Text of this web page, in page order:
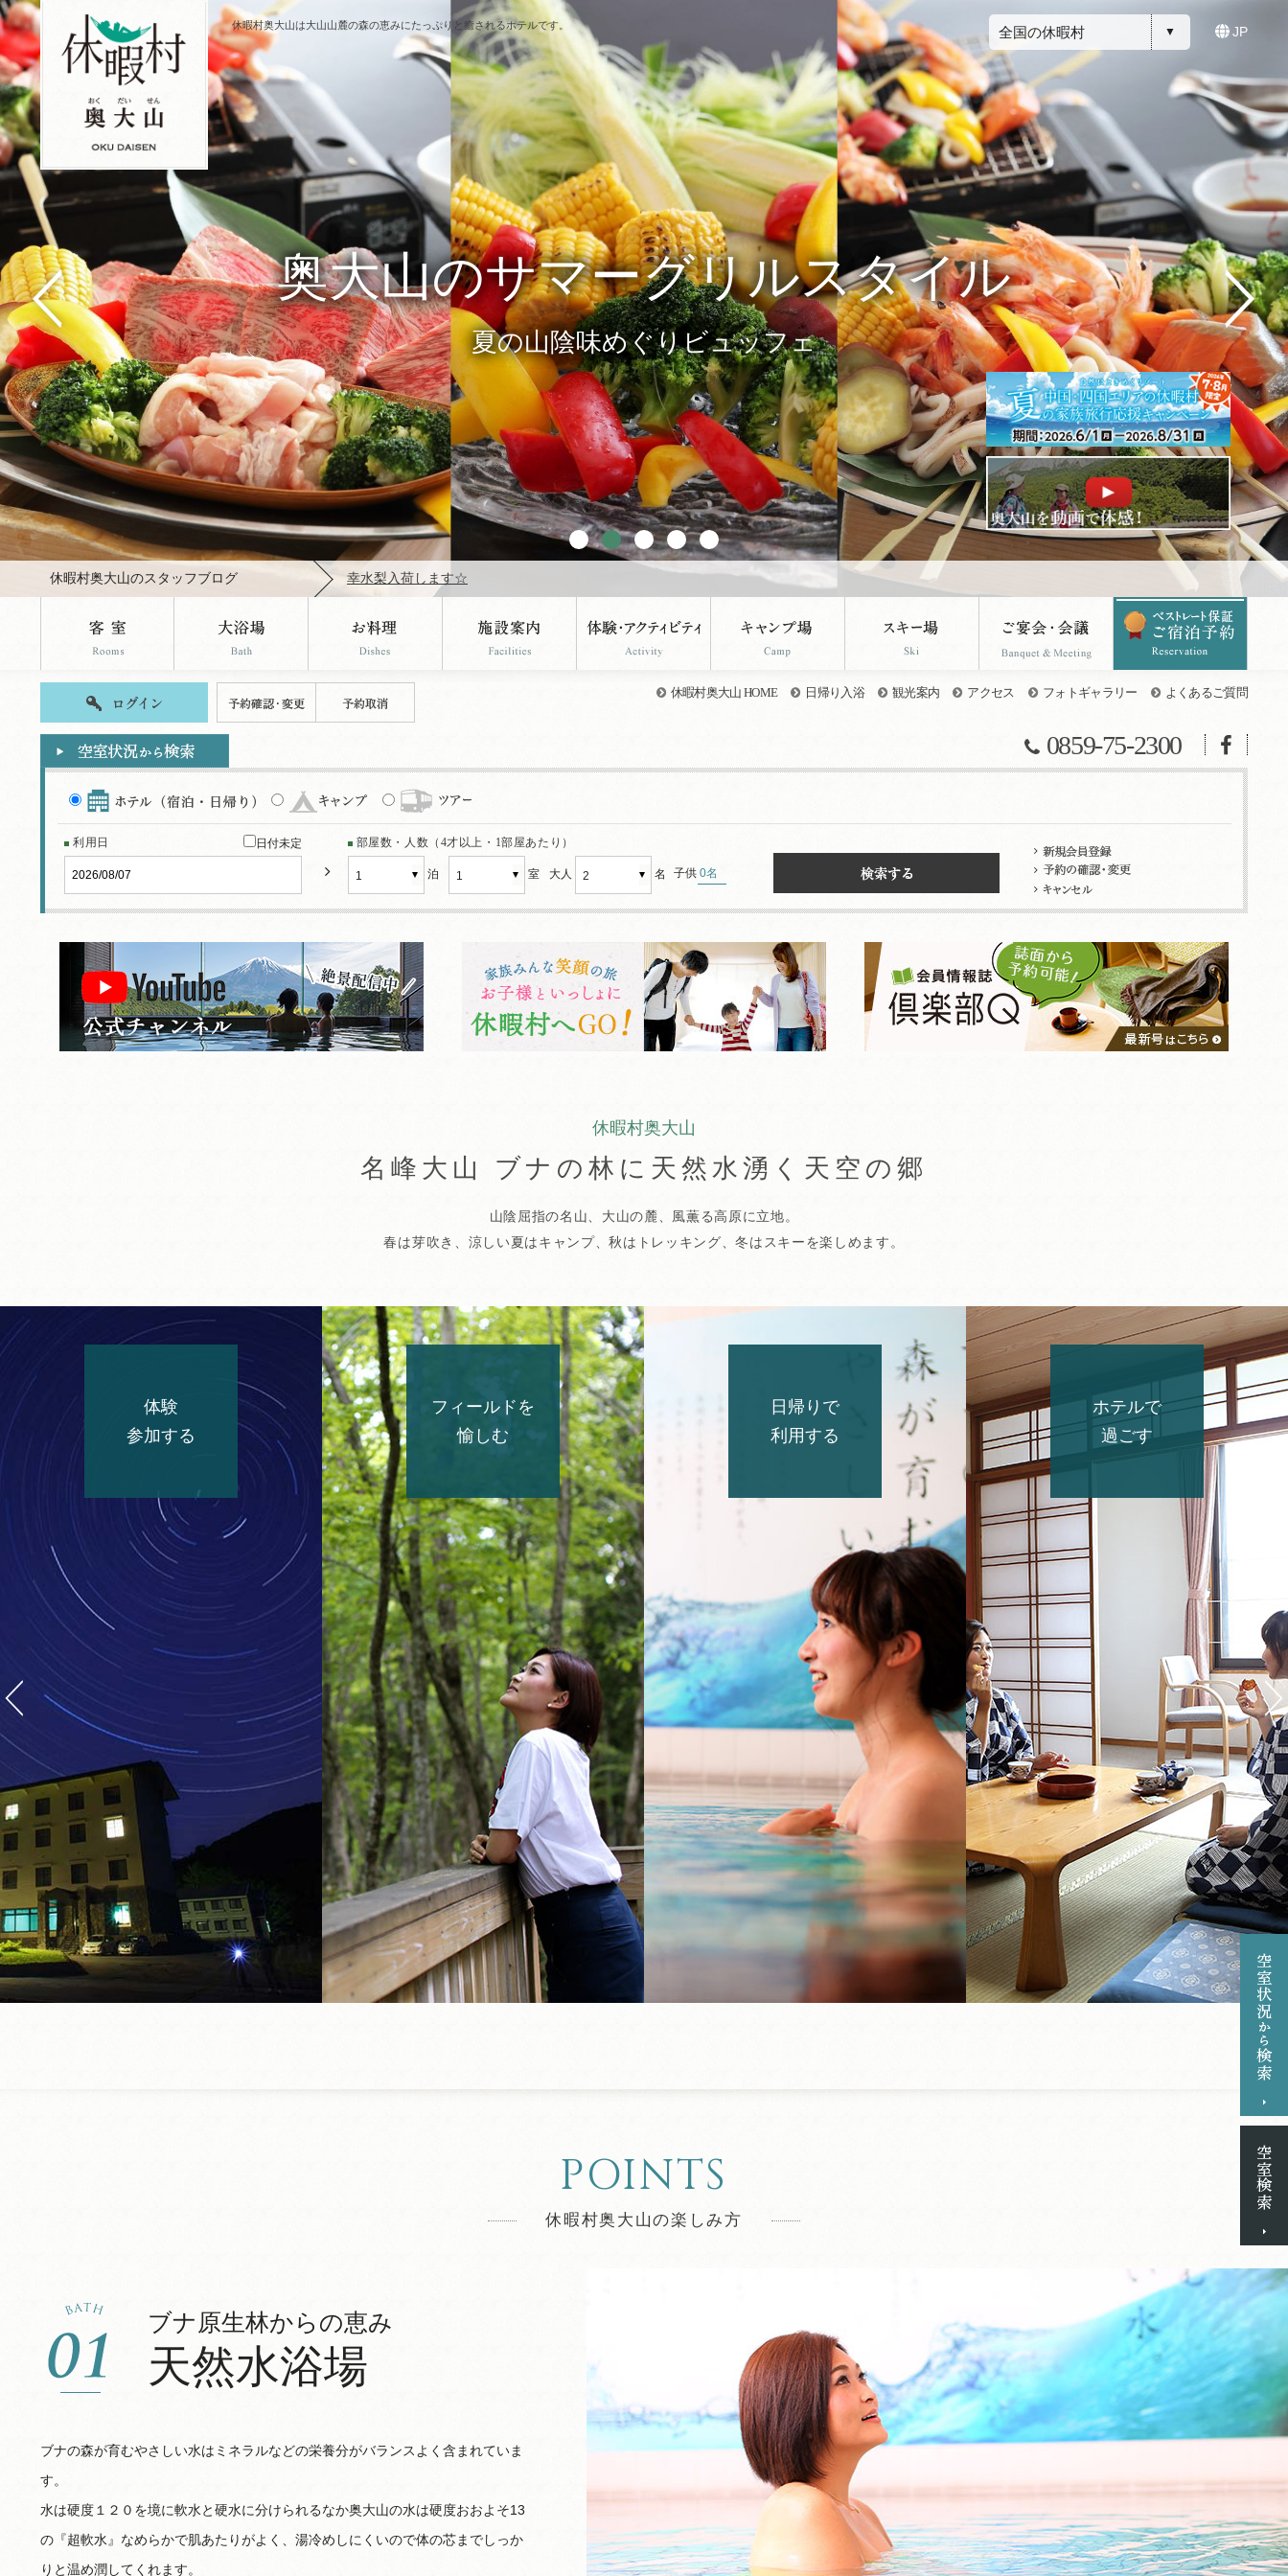
休暇村奥大山は大山山麓の森の恵みにたっぷりと癒されるホテルです。 全国の休暇村 JP
テーマは「水」と「星」
新しくなったロビーで至福のひと時を！
奥大山のサマーグリルスタイル
夏の山陰味めぐりビュッフェ
ひんやり夏の奥大山
木谷沢渓流
星取県の星空見ナイト
『星取県』鏡ヶ成園地で満天の星を見よう
休暇村奥大山のスタッフブログ 幸水梨入荷します☆
休暇村奥大山 HOME 日帰り入浴 観光案内 アクセス フォトギャラリー よくあるご質問
0859-75-2300
利用日 日付未定 部屋数・人数（4才以上・1部屋あたり）
1 泊 1 室 大人 2 名 子供 0名
休暇村奥大山
名峰大山 ブナの林に天然水湧く天空の郷
山陰屈指の名山、大山の麓、風薫る高原に立地。
春は芽吹き、涼しい夏はキャンプ、秋はトレッキング、冬はスキーを楽しめます。
体験
参加する
フィールドを
愉しむ
キャンプ場
大自然の中のキャンプ場で、
昆虫採集や星空を満喫できま
す
グラウンドゴルフ
宿舎の目の前に広がる芝生広
場で
ウォーキングコース
自然の息や地域の歴史にふれ
る
ウォーキングをお楽しみくだ
さい
日帰りで
利用する
日帰り入浴
日帰りでのご入浴もご利用可
能
日帰り宴会・会議
会議や研修、宴会など
ビジネスでの利用も可能
ホテルで
過ごす
客室で寛ぐ
広大な広場を望みながらゆっ
たりとした時間を
大浴場で癒される
ブナの森からくみ上げた天然
水のお風呂
館内施設
売店やキッズコーナー、レス
トランなど充実の館内
旬の会席+ミニビュッ
鳥取を代表する山の幸や海の
お楽しみください。
朝食-ビュッフェ
和洋食の様々なお料理を
日替わりでご提供
お子様料理
幼児や小学生にぴったりの
お子様用料理
POINTS
休暇村奥大山の楽しみ方
ブナ原生林からの恵み
天然水浴場
ブナの森が育むやさしい水はミネラルなどの栄養分がバランスよく含まれていま
す。
水は硬度１２０を境に軟水と硬水に分けられるなか奥大山の水は硬度おおよそ13
の『超軟水』なめらかで肌あたりがよく、湯冷めしにくいので体の芯までしっか
りと温め潤してくれます。